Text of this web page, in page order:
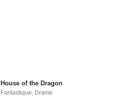
House of the Dragon
Fantastique Drame